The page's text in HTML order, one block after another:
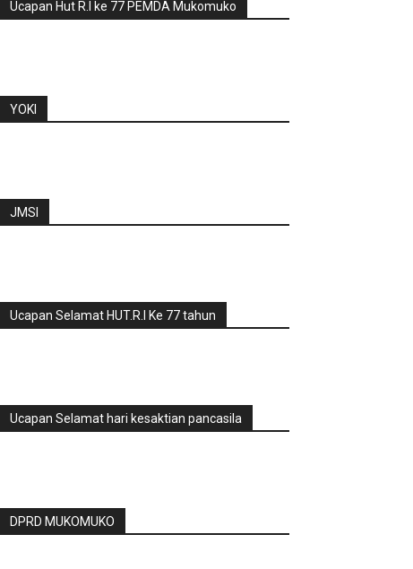
Ucapan Hut R.I ke 77 PEMDA Mukomuko
YOKI
JMSI
Ucapan Selamat HUT.R.I Ke 77 tahun
Ucapan Selamat hari kesaktian pancasila
DPRD MUKOMUKO